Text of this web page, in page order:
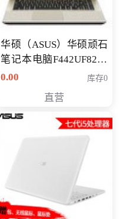
华硕（ASUS）华硕顽石
笔记本电脑F442UF8250
八代独显轻薄办公商务
0.00 库存0
直营